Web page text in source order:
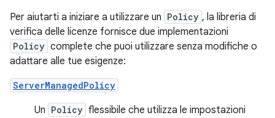
Per aiutarti a iniziare a utilizzare un Policy , la libreria di
verifica delle licenze fornisce due implementazioni
Policy complete che puoi utilizzare senza modifiche o
adattare alle tue esigenze:
ServerManagedPolicy
Un Policy flessibile che utilizza le impostazioni